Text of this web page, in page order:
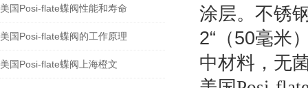
美国Posi-flate蝶阀性能和寿命
美国Posi-flate蝶阀的工作原理
美国Posi-flate蝶阀上海橙文
涂层。不锈
2“（50毫米
中材料，无